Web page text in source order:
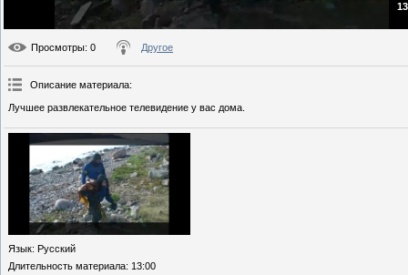
Просмотры: 0 Другое
Описание материала:
Лучшее развлекательное телевидение у вас дома.
Язык: Русский
Длительность материала: 13:00